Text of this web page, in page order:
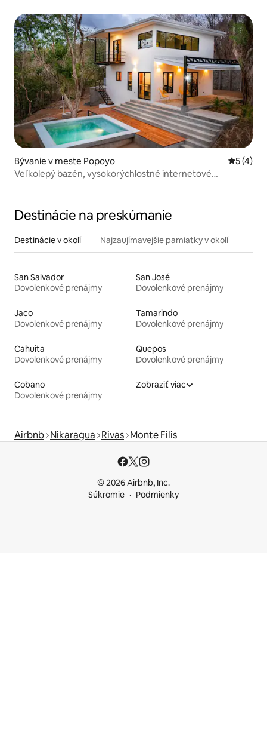
Bývanie v meste Popoyo
5 (4)
Veľkolepý bazén, vysokorýchlostné internetové
Destinácie na preskúmanie
Destinácie v okolí Najzaujímavejšie pamiatky v okolí
San Salvador
Dovolenkové prenájmy
San José
Dovolenkové prenájmy
Jaco
Dovolenkové prenájmy
Tamarindo
Dovolenkové prenájmy
Cahuita
Dovolenkové prenájmy
Quepos
Dovolenkové prenájmy
Cobano
Dovolenkové prenájmy
Zobraziť viac
Airbnb Nikaragua Rivas Monte Filis
© 2026 Airbnb, Inc.
Súkromie
Podmienky